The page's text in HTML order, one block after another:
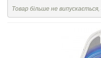
Товар більше не